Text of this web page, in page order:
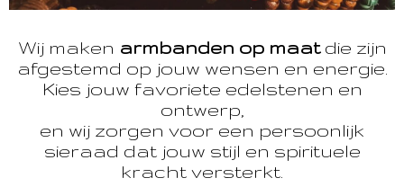
Wij maken armbanden op maatdie zijn
afgestemd op jouw wensen en energie.
Kies jouw favoriete edelstenen en
ontwerp,
en wij zorgen voor een persoonlijk
sieraad dat jouw stijl en spirituele
kracht versterkt.